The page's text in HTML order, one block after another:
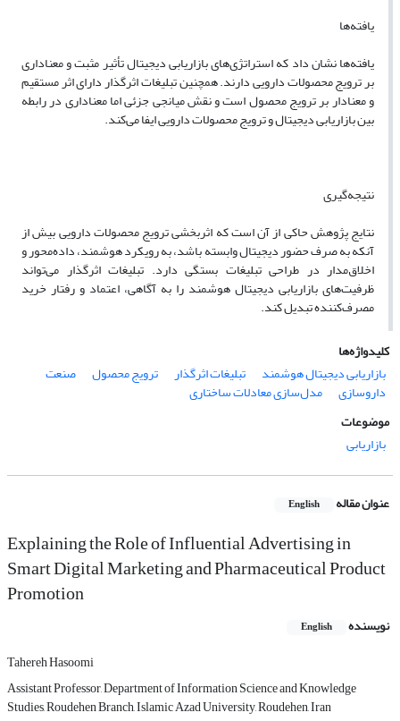
یافته‌ها
یافته‌ها نشان داد که استراتژی‌های بازاریابی دیجیتال تأثیر مثبت و معناداری
بر ترویج محصولات دارویی دارند. همچنین تبلیغات اثرگذار دارای اثر مستقیم
و معنادار بر ترویج محصول است و نقش میانجی جزئی اما معناداری در رابطه
بین بازاریابی دیجیتال و ترویج محصولات دارویی ایفا می‌کند.
نتیجه‌گیری
نتایج پژوهش حاکی از آن است که اثربخشی ترویج محصولات دارویی بیش از
آنکه به صرف حضور دیجیتال وابسته باشد، به رویکرد هوشمند، داده‌محور و
اخلاق‌مدار در طراحی تبلیغات بستگی دارد. تبلیغات اثرگذار می‌تواند
ظرفیت‌های بازاریابی دیجیتال هوشمند را به آگاهی، اعتماد و رفتار خرید
مصرف‌کننده تبدیل کند.
کلیدواژه‌ها
بازاریابی دیجیتال هوشمند
تبلیغات اثرگذار ترویج محصول صنعت
داروسازی
مدل‌سازی معادلات ساختاری
موضوعات
بازاریابی
عنوان مقاله English
Explaining the Role of Influential Advertising in
Smart Digital Marketing and Pharmaceutical Product
Promotion
نویسنده English
Tahereh Hasoomi
Assistant Professor, Department of Information Science and Knowledge
Studies, Roudehen Branch, Islamic Azad University, Roudehen, Iran